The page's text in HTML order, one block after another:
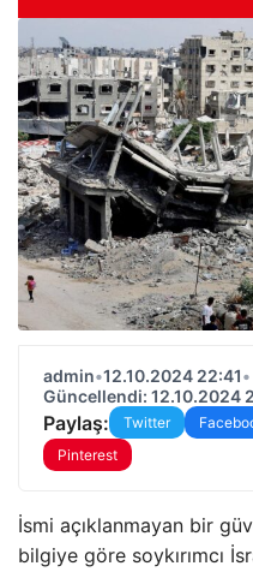
admin•12.10.2024 22:41•
Güncellendi: 12.10.2024
Paylaş: Twitter
Pinterest
İsmi açıklanmayan bir
bilgiye göre soykırımcı